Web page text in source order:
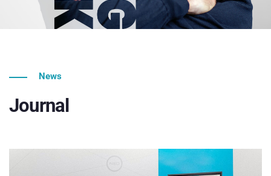
News
Journal